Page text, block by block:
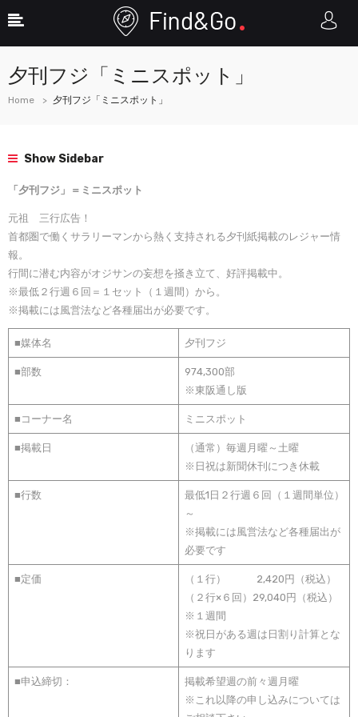
夕刊フジ「ミニスポット」
Home 夕刊フジ「ミニスポット」
Show Sidebar
「夕刊フジ」＝ミニスポット
元祖 三行広告！
首都圏で働くサラリーマンから熱く支持される夕刊紙掲載のレジャー情
報。
行間に潜む内容がオジサンの妄想を掻き立て、好評掲載中。
※最低２行週６回＝１セット（１週間）から。
※掲載には風営法など各種届出が必要です。
■媒体名 夕刊フジ
■部数
974,300部
※東阪通し版
■コーナー名 ミニスポット
■掲載日
（通常）毎週月曜～土曜
※日祝は新聞休刊につき休載
■行数
最低1日２行週６回（１週間単位）
～
※掲載には風営法など各種届出が
必要です
■定価
（１行） 2,420円（税込）
（２行×６回）29,040円（税込）
※１週間
※祝日がある週は日割り計算とな
ります
■申込締切：
掲載希望週の前々週月曜
※これ以降の申し込みについては